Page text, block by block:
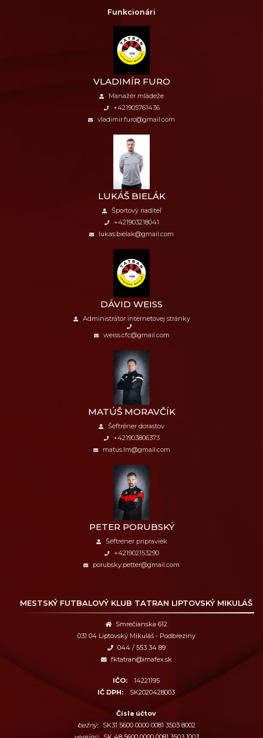
Funkcionári
VLADIMÍR FURO
Manažér mládeže
+421905761436
vladimir.furo@gmail.com
LUKÁŠ BIELÁK
Športový riaditeľ
+421903218041
lukas.bielak@gmail.com
DÁVID WEISS
Administrátor internetovej stránky
weiss.cfc@gmail.com
MATÚŠ MORAVČÍK
Šéftréner dorastov
+421903806373
matus.lm@gmail.com
PETER PORUBSKÝ
Šéftréner prípraviek
+421902153290
porubsky.petter@gmail.com
MESTSKÝ FUTBALOVÝ KLUB TATRAN LIPTOVSKÝ MIKULÁŠ
Smrečianska 612
031 04 Liptovský Mikuláš - Podbreziny
044 / 553 34 89
fktatran@imafex.sk
IČO:
14221195
IČ DPH:
SK2020428003
Čísla účtov
bežný:
SK31 5600 0000 0081 3503 8002